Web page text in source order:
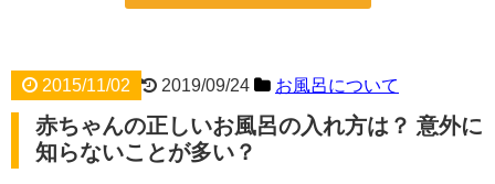
2015/11/02 2019/09/24 お風呂について
赤ちゃんの正しいお風呂の入れ方は？ 意外に
知らないことが多い？